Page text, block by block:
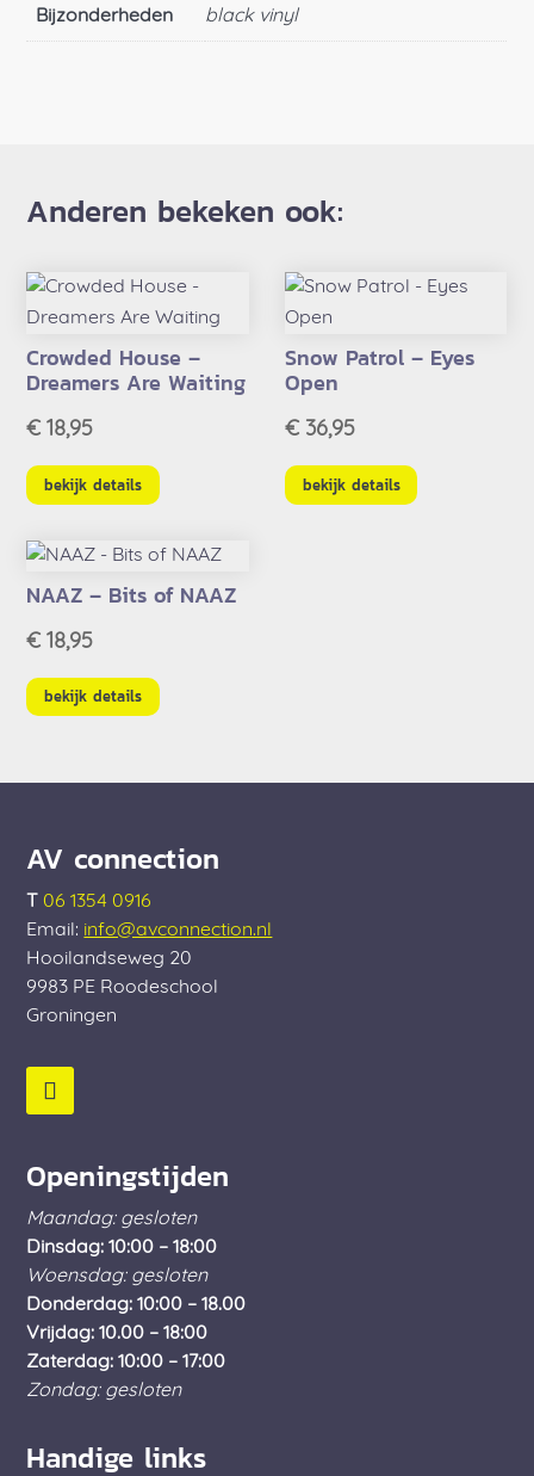
Bijzonderheden black vinyl
Anderen bekeken ook:
Crowded House –
Dreamers Are Waiting
€ 18,95
bekijk details
Snow Patrol – Eyes
Open
€36,95
bekijk details
NAAZ – Bits of NAAZ
€ 18,95
bekijk details
AV connection
T 06 1354 0916
Email: info@avconnection.nl
Hooilandseweg 20
9983 PE Roodeschool
Groningen
Openingstijden
Maandag: gesloten
Dinsdag: 10:00 – 18:00
Woensdag: gesloten
Donderdag: 10:00 – 18.00
Vrijdag: 10.00 – 18:00
Zaterdag: 10:00 – 17:00
Zondag: gesloten
Handige links